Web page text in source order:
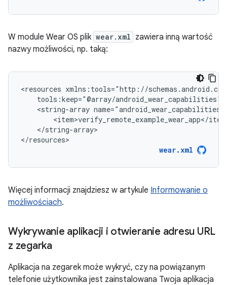
W module Wear OS plik wear.xml zawiera inną wartość
nazwy możliwości, np. taką:
<resources
<string-array
</string-array>
</resources>
wear.xml
Więcej informacji znajdziesz w artykule Informowanie o
możliwościach.
Wykrywanie aplikacji i otwieranie adresu URL
z zegarka
Aplikacja na zegarek może wykryć, czy na powiązanym
telefonie użytkownika jest zainstalowana Twoja aplikacja